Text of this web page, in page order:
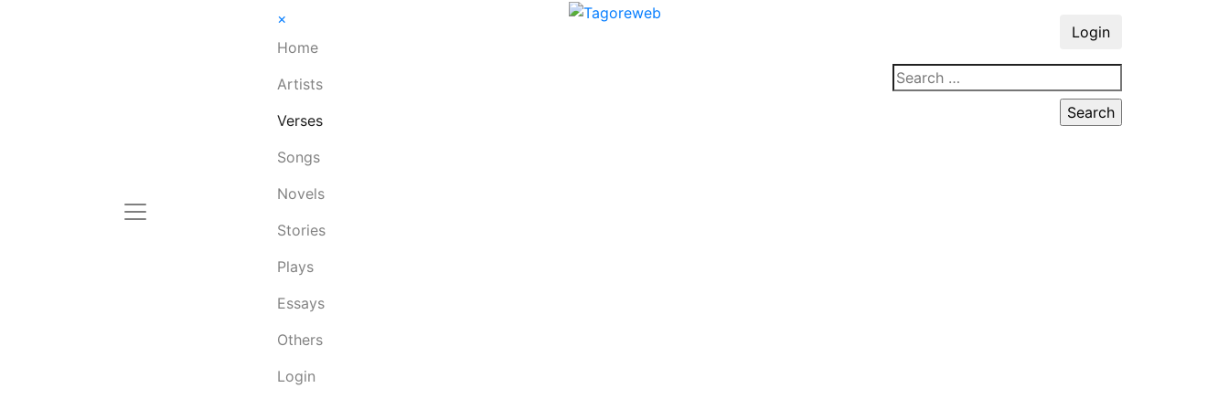
×
Home
Artists
Verses
Songs
Novels
Stories
Plays
Essays
Others
Login
Login